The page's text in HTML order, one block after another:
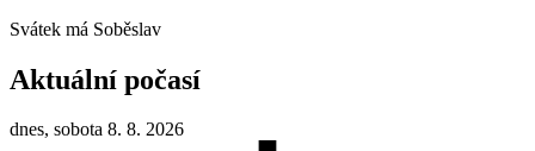
Svátek má Soběslav
Aktuální počasí
dnes, sobota 8. 8. 2026